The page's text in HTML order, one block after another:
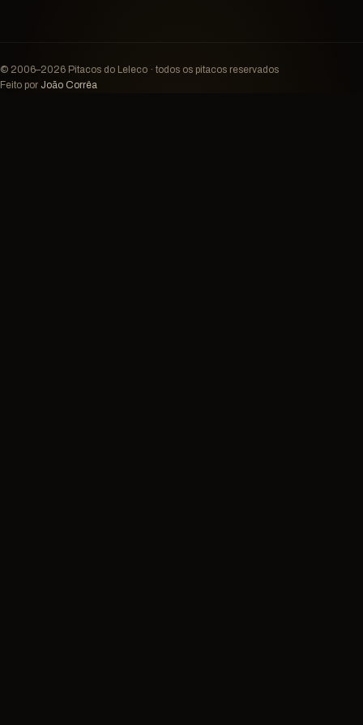
© 2006–2026 Pitacos do Leleco · todos os pitacos reservados
Feito por João Corrêa